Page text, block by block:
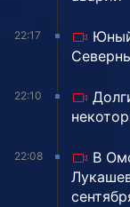
22:17
22:10
22:08
В